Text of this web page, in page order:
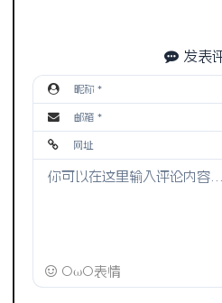
发表
OωO表情